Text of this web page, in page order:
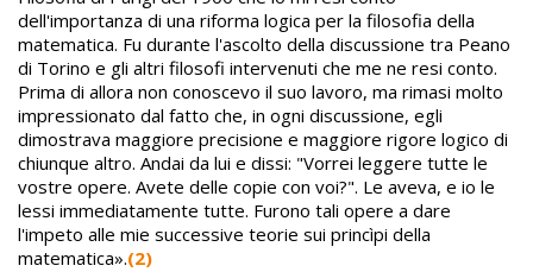
dell'importanza di una riforma logica per la filosofia della
matematica. Fu durante l'ascolto della discussione tra Peano
di Torino e gli altri filosofi intervenuti che me ne resi conto.
Prima di allora non conoscevo il suo lavoro, ma rimasi molto
impressionato dal fatto che, in ogni discussione, egli
dimostrava maggiore precisione e maggiore rigore logico di
chiunque altro. Andai da lui e dissi: "Vorrei leggere tutte le
vostre opere. Avete delle copie con voi?". Le aveva, e io le
lessi immediatamente tutte. Furono tali opere a dare
l'impeto alle mie successive teorie sui princìpi della
matematica».(2)